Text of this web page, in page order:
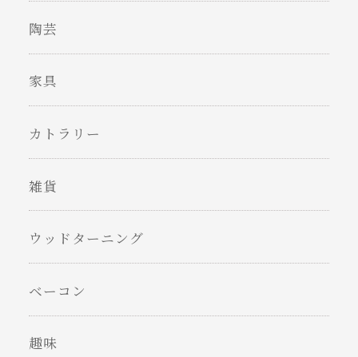
陶芸
家具
カトラリー
雑貨
ウッドターニング
ベーコン
趣味